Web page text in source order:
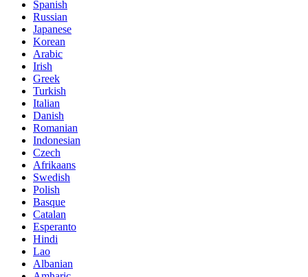
Spanish
Russian
Japanese
Korean
Arabic
Irish
Greek
Turkish
Italian
Danish
Romanian
Indonesian
Czech
Afrikaans
Swedish
Polish
Basque
Catalan
Esperanto
Hindi
Lao
Albanian